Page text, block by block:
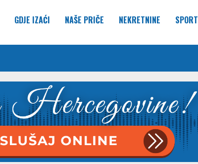
GDJE IZAĆI NAŠE PRIČE NEKRETNINE SPORT